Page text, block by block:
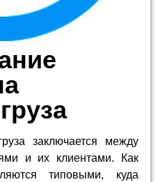
заключается между
и их клиентами. Как
типовыми, куда